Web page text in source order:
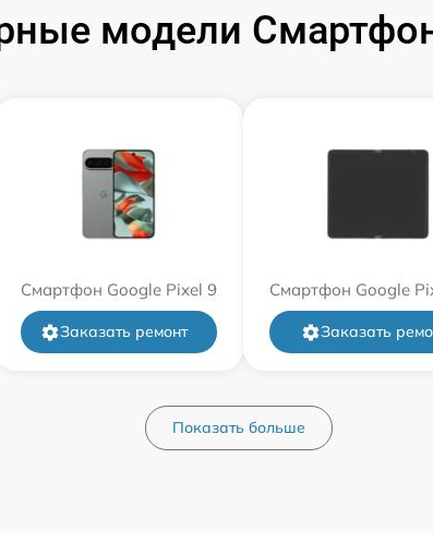
модели
Смартфон Google Pixel 9
Заказать ремонт
Смартфон Google
Заказать
Показать больше